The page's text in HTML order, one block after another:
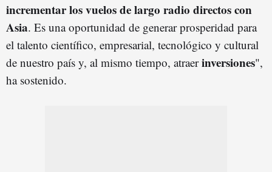
incrementar los vuelos de largo radio directos con
Asia. Es una oportunidad de generar prosperidad para
el talento científico, empresarial, tecnológico y cultural
de nuestro país y, al mismo tiempo, atraerinversiones",
ha sostenido.